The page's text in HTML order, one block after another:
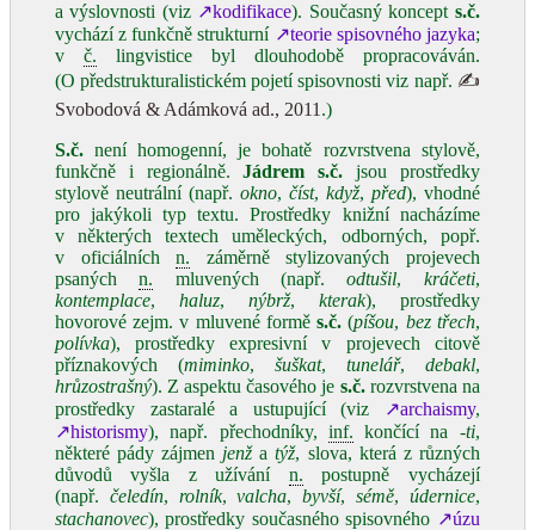
a výslovnosti (viz ↗kodifikace). Současný koncept s.č.
vychází z funkčně strukturní ↗teorie spisovného jazyka;
v č. lingvistice byl dlouhodobě propracováván.
(O předstrukturalistickém pojetí spisovnosti viz např. ✍
Svobodová & Adámková ad., 2011 .)
S.č. není homogenní, je bohatě rozvrstvena stylově,
funkčně i regionálně.Jádrem s.č. jsou prostředky
stylově neutrální (např. okno, číst, když, před), vhodné
pro jakýkoli typ textu. Prostředky knižní nacházíme
v některých textech uměleckých, odborných, popř.
v oficiálníchn. záměrně stylizovaných projevech
psanýchn. mluvených (např.odtušil, kráčeti,
kontemplace, haluz, nýbrž, kterak), prostředky
hovorové zejm. v mluvené forměs.č. (píšou, bez třech,
polívka), prostředky expresivní v projevech citově
příznakových (miminko, šuškat, tunelář, debakl,
hrůzostrašný). Z aspektu časového je s.č.rozvrstvena na
prostředky zastaralé a ustupující (viz
↗archaismy,
↗historismy), např. přechodníky, inf. končící na ‑ti,
některé pády zájmen jenžatýž, slova, která z různých
důvodů vyšla z užívání n. postupně vycházejí
(např. čeledín, rolník,valcha,byvší, sémě, údernice,
stachanovec), prostředky současného spisovného ↗úzu